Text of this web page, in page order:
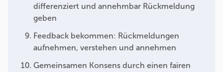
differenziert und annehmbar Rückmeldung
geben
Feedback bekommen: Rückmeldungen
aufnehmen, verstehen und annehmen
Gemeinsamen Konsens durch einen fairen